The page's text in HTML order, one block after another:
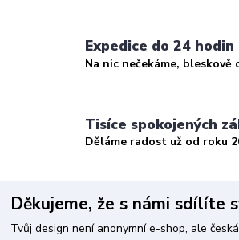
Expedice do 24 hodin
Na nic nečekáme, bleskově
Tisíce spokojených
Děláme radost už od roku
Děkujeme, že s námi sdílíte
Tvůj design není anonymní e-shop, ale